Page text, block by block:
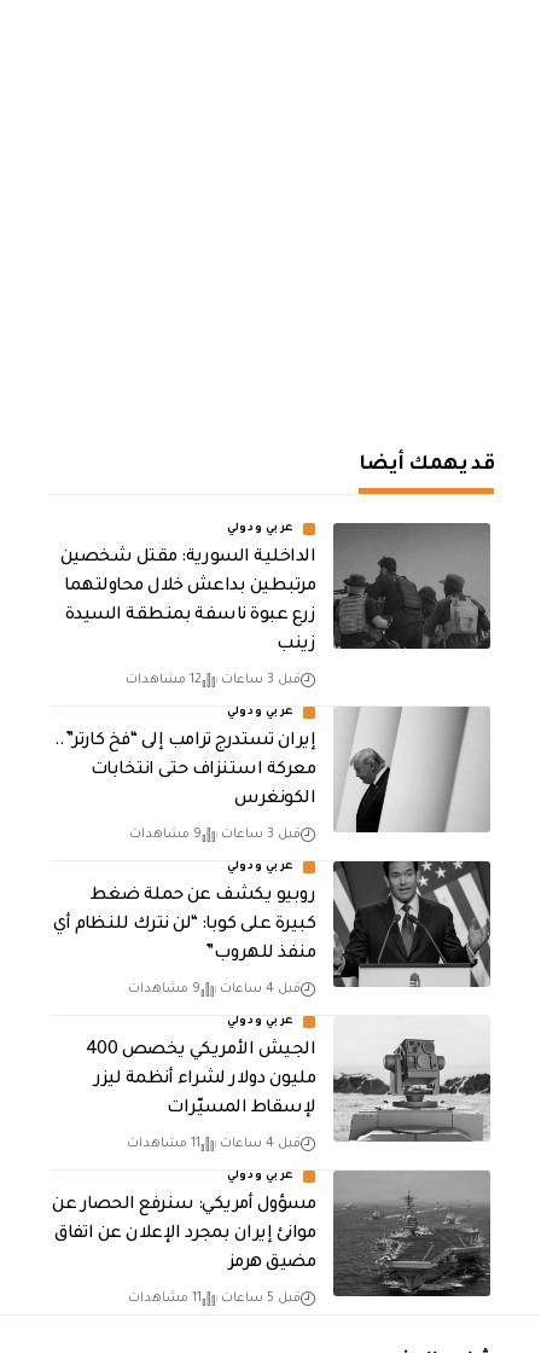
قد يهمك أيضا
عربي ودولي
الداخلية السورية: مقتل شخصين
مرتبطين بداعش خلال محاولتهما
زرع عبوة ناسفة بمنطقة السيدة
زينب
قبل 3 ساعات 12 مشاهدات
عربي ودولي
إيران تستدرج ترامب إلى “فخ كارتر”..
معركة استنزاف حتى انتخابات
الكونغرس
قبل 3 ساعات 9 مشاهدات
عربي ودولي
روبيو يكشف عن حملة ضغط
كبيرة على كوبا: “لن نترك للنظام أي
منفذ للهروب”
قبل 4 ساعات 9 مشاهدات
عربي ودولي
الجيش الأمريكي يخصص 400
مليون دولار لشراء أنظمة ليزر
لإسقاط المسيّرات
قبل 4 ساعات 11 مشاهدات
عربي ودولي
مسؤول أمريكي: سنرفع الحصار عن
موانئ إيران بمجرد الإعلان عن اتفاق
مضيق هرمز
قبل 5 ساعات 11 مشاهدات